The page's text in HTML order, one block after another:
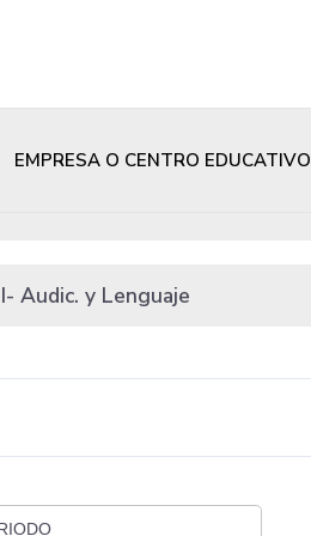
EMPRESA O CENTRO EDUCATIVO
Audic. y Lenguaje